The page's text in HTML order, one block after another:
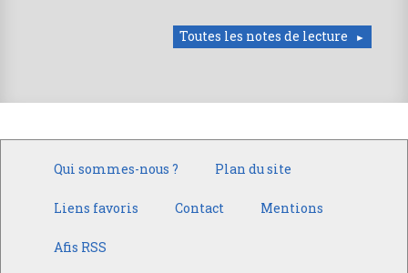
Toutes les notes de lecture
Qui sommes-nous ? Plan du site
Liens favoris Contact Mentions
Afis RSS